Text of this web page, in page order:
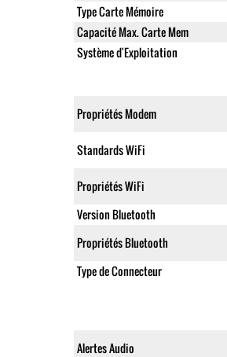
Type Carte Mémoire
Capacité Max. Carte Mem
Système d'Exploitation
Propriétés Modem
Standards WiFi
Propriétés WiFi
Version Bluetooth
Propriétés Bluetooth
Type de Connecteur
Alertes Audio